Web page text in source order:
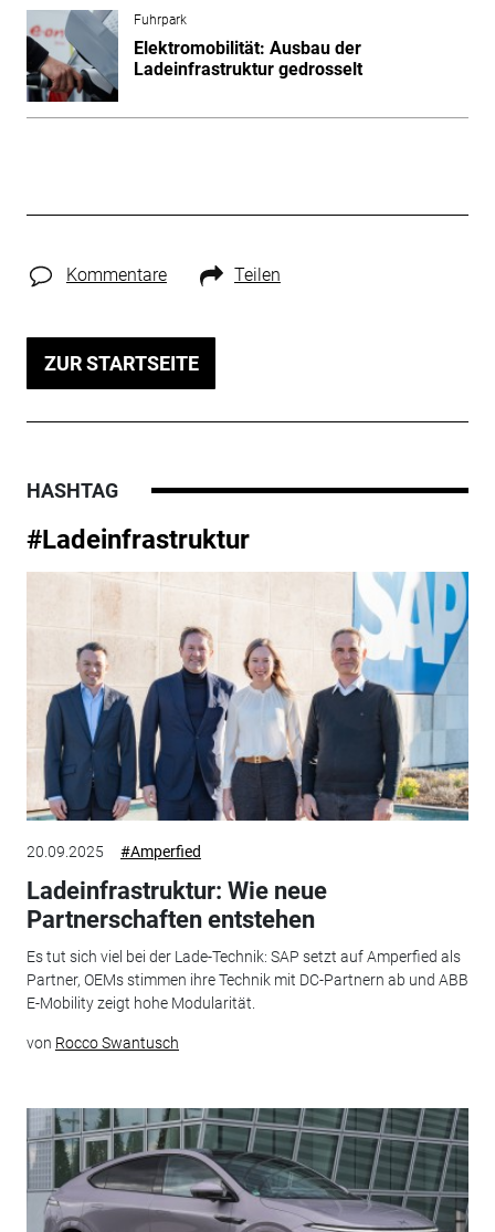
Fuhrpark
Elektromobilität: Ausbau der
Ladeinfrastruktur gedrosselt
Kommentare Teilen
ZUR STARTSEITE
HASHTAG
#Ladeinfrastruktur
20.09.2025 #Amperfied
Ladeinfrastruktur: Wie neue
Partnerschaften entstehen
Es tut sich viel bei der Lade-Technik: SAP setzt auf Amperfied als
Partner, OEMs stimmen ihre Technik mit DC-Partnern ab und ABB
E-Mobility zeigt hohe Modularität.
von Rocco Swantusch